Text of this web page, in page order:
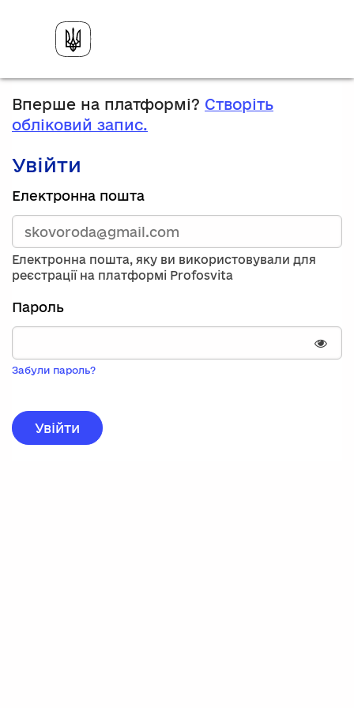
Вперше на платформі? Створіть
обліковий запис.
Увійти
Зареєструйтесь,
використавши
електронну
адресу
та
пароль.
Якщо
вас
немає
запису,
натисніть
реєстрації.
Електронна пошта
Електронна пошта, яку ви використовували для
реєстрації на платформі Profosvita
Пароль
Забули пароль?
Увійти